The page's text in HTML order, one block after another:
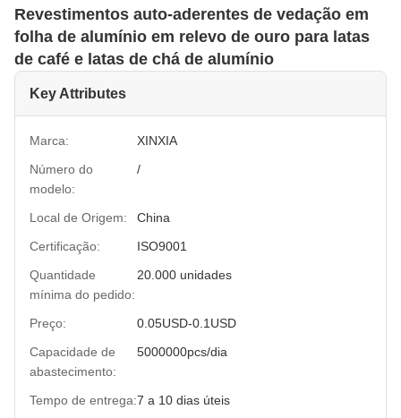
Revestimentos auto-aderentes de vedação em
folha de alumínio em relevo de ouro para latas
de café e latas de chá de alumínio
Key Attributes
Marca:
XINXIA
Número do
modelo:
/
Local de Origem:
China
Certificação:
ISO9001
Quantidade
mínima do pedido:
20.000 unidades
Preço:
0.05USD-0.1USD
Capacidade de
abastecimento:
5000000pcs/dia
Tempo de entrega:7 a 10 dias úteis